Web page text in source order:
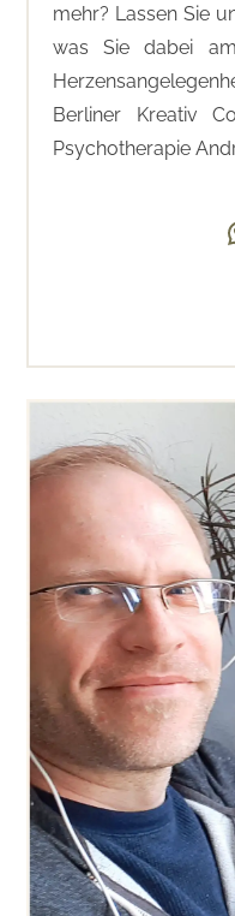
mehr? Lassen Sie
was Sie dabei
Berliner Kreativ
Psychotherapie